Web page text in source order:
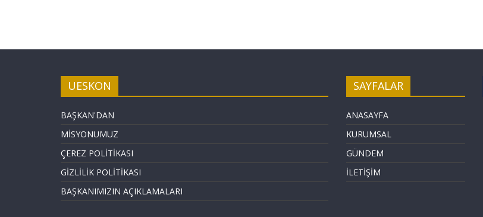
UESKON
BAŞKAN'DAN
MİSYONUMUZ
ÇEREZ POLİTİKASI
GİZLİLİK POLİTİKASI
BAŞKANIMIZIN AÇIKLAMALARI
SAYFALAR
ANASAYFA
KURUMSAL
GÜNDEM
İLETİŞİM